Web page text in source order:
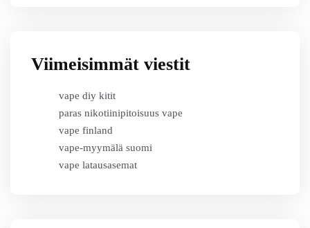
Viimeisimmät viestit
vape diy kitit
paras nikotiinipitoisuus vape
vape finland
vape-myymälä suomi
vape latausasemat